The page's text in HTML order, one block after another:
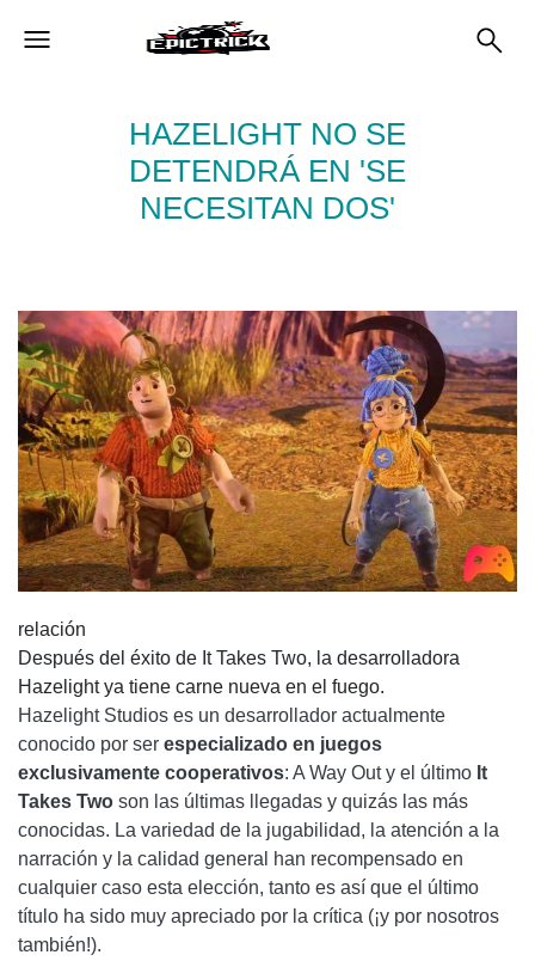
HAZELIGHT NO SE
DETENDRÁ EN 'SE
NECESITAN DOS'
relación
Después del éxito de It Takes Two, la desarrolladora
Hazelight ya tiene carne nueva en el fuego.
Hazelight Studios es un desarrollador actualmente
conocido por ser especializado en juegos
exclusivamente cooperativos: A Way Out y el último It
Takes Two son las últimas llegadas y quizás las más
conocidas. La variedad de la jugabilidad, la atención a la
narración y la calidad general han recompensado en
cualquier caso esta elección, tanto es así que el último
título ha sido muy apreciado por la crítica (¡y por nosotros
también!).